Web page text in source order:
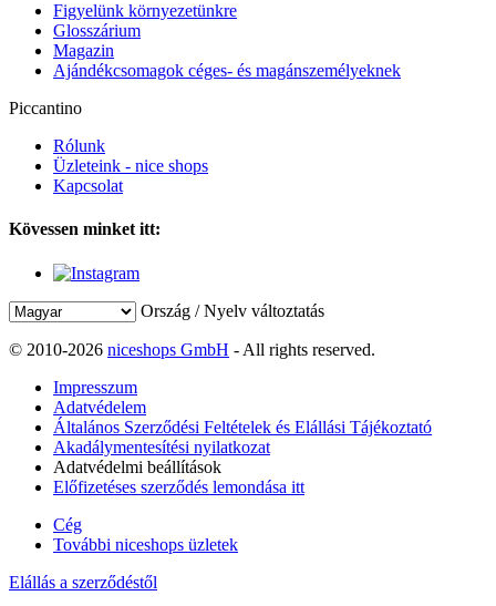
Figyelünk környezetünkre
Glosszárium
Magazin
Ajándékcsomagok céges- és magánszemélyeknek
Piccantino
Rólunk
Üzleteink - nice shops
Kapcsolat
Kövessen minket itt:
Ország / Nyelv változtatás
© 2010-2026 niceshops GmbH - All rights reserved.
Impresszum
Adatvédelem
Általános Szerződési Feltételek és Elállási Tájékoztató
Akadálymentesítési nyilatkozat
Adatvédelmi beállítások
Előfizetéses szerződés lemondása itt
Cég
További niceshops üzletek
Elállás a szerződéstől